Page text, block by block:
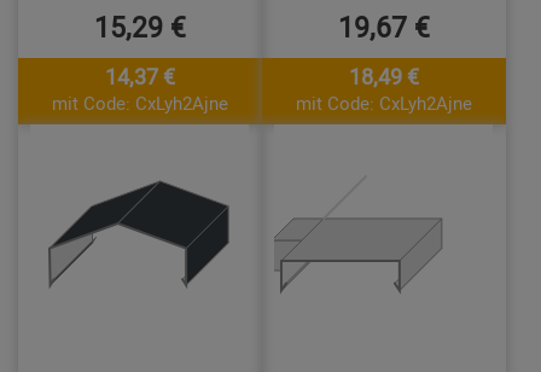
15,29 €
14,37 €
mit Code: CxLyh2Ajne
19,67 €
18,49 €
mit Code: CxLyh2Ajne